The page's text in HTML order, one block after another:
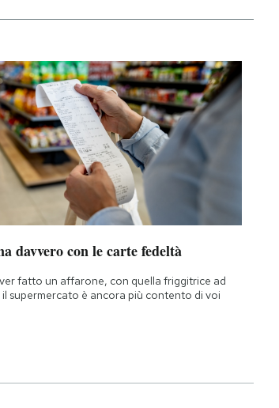
davvero con le carte fedeltà
fatto un affarone, con quella friggitrice ad
supermercato è ancora più contento di voi